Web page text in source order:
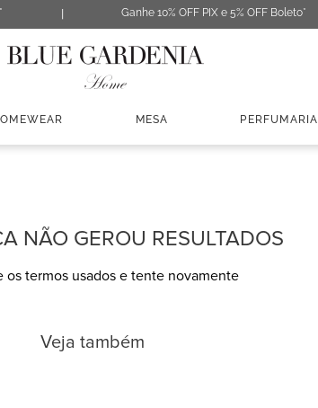
Ganhe 10% OFF PIX e 5% OFF Boleto*
MESA PERFUMARIA
NÃO GEROU RESULTADOS
os termos usados e tente novamente
Veja também